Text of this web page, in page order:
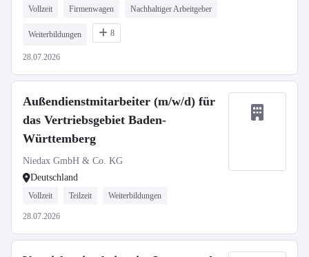
Vollzeit Firmenwagen Nachhaltiger Arbeitgeber
Weiterbildungen 8
28.07.2026
Außendienstmitarbeiter (m/w/d) für
das Vertriebsgebiet Baden-
Württemberg
Niedax GmbH & Co. KG
Deutschland
Vollzeit Teilzeit Weiterbildungen
28.07.2026